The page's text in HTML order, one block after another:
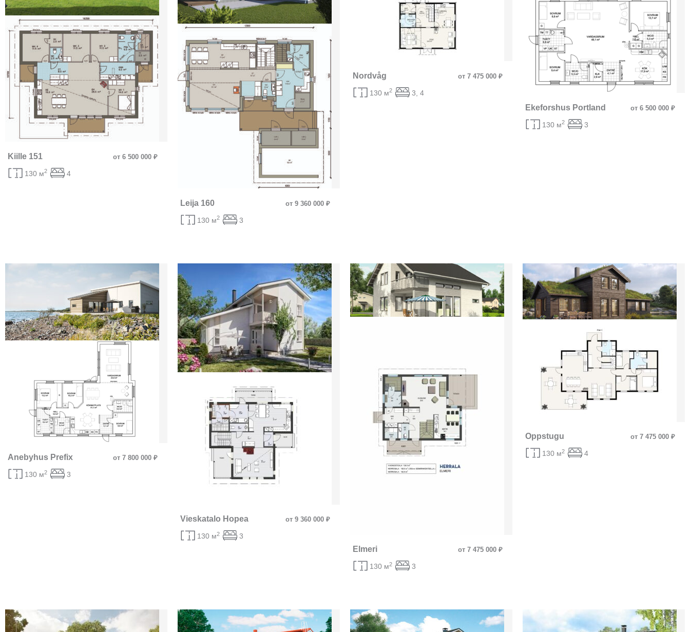
Kiille 151 от 6 500 000 ₽
130 м2 4
Leija 160 от 9 360 000 ₽
130 м2 3
Nordvåg от 7 475 000 ₽
130 м2 3, 4
Ekeforshus Portland от 6 500 000 ₽
130 м2 3
Anebyhus Prefix от 7 800 000 ₽
130 м2 3
Vieskatalo Hopea от 9 360 000 ₽
130 м2 3
Elmeri от 7 475 000 ₽
130 м2 3
Oppstugu от 7 475 000 ₽
130 м2 4